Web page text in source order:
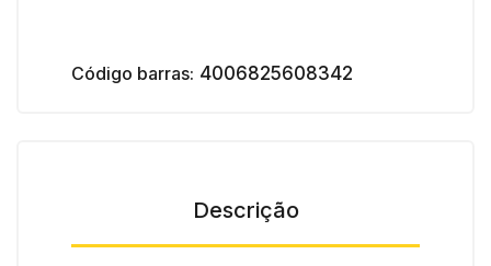
Código barras: 4006825608342
Descrição